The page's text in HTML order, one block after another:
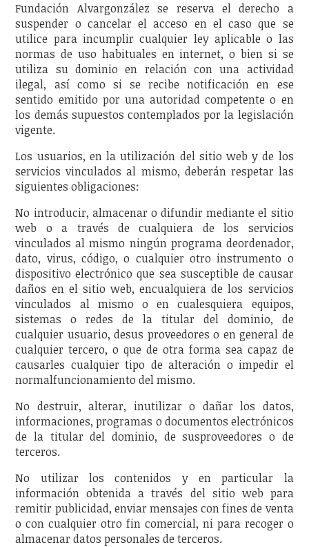
Fundación Alvargonzález se reserva el derecho a
suspender o cancelar el acceso en el caso que se
utilice para incumplir cualquier ley aplicable o las
normas de uso habituales en internet, o bien si se
utiliza su dominio en relación con una actividad
ilegal, así como si se recibe notificación en ese
sentido emitido por una autoridad competente o en
los demás supuestos contemplados por la legislación
vigente.
Los usuarios, en la utilización del sitio web y de los
servicios vinculados al mismo, deberán respetar las
siguientes obligaciones:
No introducir, almacenar o difundir mediante el sitio
web o a través de cualquiera de los servicios
vinculados al mismo ningún programa deordenador,
dato, virus, código, o cualquier otro instrumento o
dispositivo electrónico que sea susceptible de causar
daños en el sitio web, encualquiera de los servicios
vinculados al mismo o en cualesquiera equipos,
sistemas o redes de la titular del dominio, de
cualquier usuario, desus proveedores o en general de
cualquier tercero, o que de otra forma sea capaz de
causarles cualquier tipo de alteración o impedir el
normalfuncionamiento del mismo.
No destruir, alterar, inutilizar o dañar los datos,
informaciones, programas o documentos electrónicos
de la titular del dominio, de susproveedores o de
terceros.
No utilizar los contenidos y en particular la
información obtenida a través del sitio web para
remitir publicidad, enviar mensajes con fines de venta
o con cualquier otro fin comercial, ni para recoger o
almacenar datos personales de terceros.